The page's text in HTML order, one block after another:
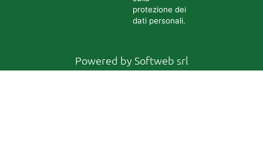
protezione dei
dati personali.
Powered by Softweb srl